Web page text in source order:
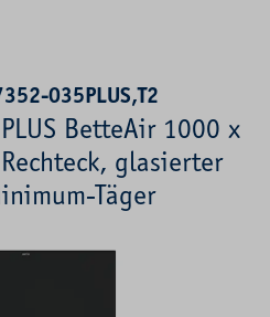
035PLUS,T2
BetteAir 1000 x
glasierter
Täger